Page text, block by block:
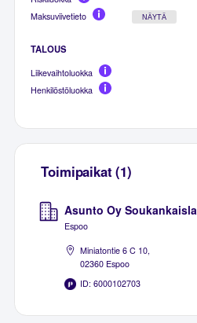
Maksuviivetieto
NÄYTÄ
TALOUS
Liikevaihtoluokka
Henkilöstöluokka
Toimipaikat (1)
Asunto Oy Soukankaisla
Espoo
Miniatontie 6 C 10,
02360 Espoo
ID: 6000102703